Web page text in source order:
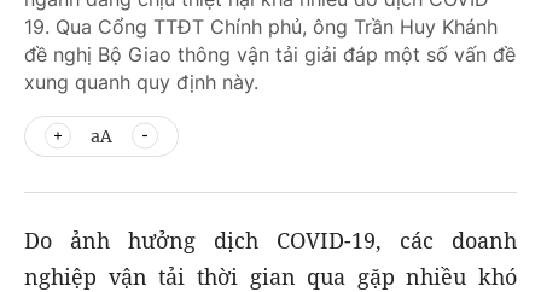
19. Qua Cổng TTĐT Chính phủ, ông Trần Huy Khánh
đề nghị Bộ Giao thông vận tải giải đáp một số vấn đề
xung quanh quy định này.
aA
Do ảnh hưởng dịch COVID-19, các doanh
nghiệp vận tải thời gian qua gặp nhiều khó